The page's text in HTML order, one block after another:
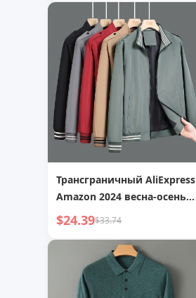
хлопковые пальто для
дедушек, верхняя одежда
для пожилых мужчин
Трансграничный AliExpress
Amazon 2024 весна-осень
Европейская и
американская мужская
хлопковая куртка
большого размера,
повседневная рабочая
$24.39$33.74